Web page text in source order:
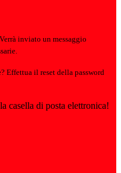
Verrà inviato un messaggio
Effettua il reset della password
casella di posta elettronica!